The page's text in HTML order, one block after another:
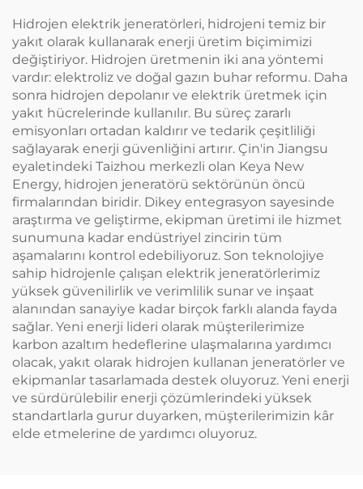
Hidrojen elektrik jeneratörleri, hidrojeni temiz bir
yakıt olarak kullanarak enerji üretim biçimimizi
değiştiriyor. Hidrojen üretmenin iki ana yöntemi
vardır: elektroliz ve doğal gazın buhar reformu. Daha
sonra hidrojen depolanır ve elektrik üretmek için
yakıt hücrelerinde kullanılır. Bu süreç zararlı
emisyonları ortadan kaldırır ve tedarik çeşitliliği
sağlayarak enerji güvenliğini artırır. Çin'in Jiangsu
eyaletindeki Taizhou merkezli olan Keya New
Energy, hidrojen jeneratörü sektörünün öncü
firmalarından biridir. Dikey entegrasyon sayesinde
araştırma ve geliştirme, ekipman üretimi ile hizmet
sunumuna kadar endüstriyel zincirin tüm
aşamalarını kontrol edebiliyoruz. Son teknolojiye
sahip hidrojenle çalışan elektrik jeneratörlerimiz
yüksek güvenilirlik ve verimlilik sunar ve inşaat
alanından sanayiye kadar birçok farklı alanda fayda
sağlar. Yeni enerji lideri olarak müşterilerimize
karbon azaltım hedeflerine ulaşmalarına yardımcı
olacak, yakıt olarak hidrojen kullanan jeneratörler ve
ekipmanlar tasarlamada destek oluyoruz. Yeni enerji
ve sürdürülebilir enerji çözümlerindeki yüksek
standartlarla gurur duyarken, müşterilerimizin kâr
elde etmelerine de yardımcı oluyoruz.